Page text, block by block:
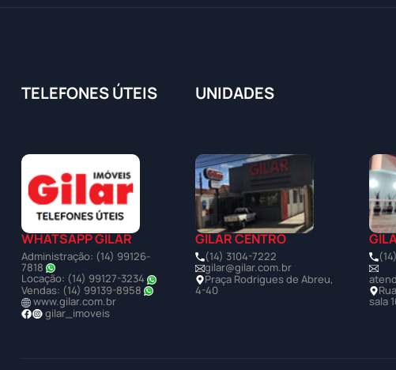
TELEFONES ÚTEIS UNIDADES
WHATSAPP GILAR
Administração: (14) 99126-
7818
Locação: (14) 99127-3234
Vendas: (14) 99139-8958
www.gilar.com.br
gilar_imoveis
GILAR CENTRO
(14) 3104-7222
gilar@gilar.com.br
Praça Rodrigues de Abreu,
4-40
sala